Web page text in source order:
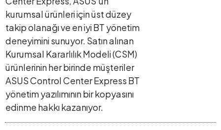
kurumsal ürünleri için üst düzey
takip olanağı ve en iyi BT yönetim
deneyimini sunuyor. Satın alınan
Kurumsal Kararlılık Modeli (CSM)
ürünlerinin her birinde müşteriler
ASUS Control Center Express BT
yönetim yazılımının bir kopyasını
edinme hakkı kazanıyor.